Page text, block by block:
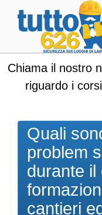
Chiama il nostro
riguardo i
Quali
problem
durante il
cantieri